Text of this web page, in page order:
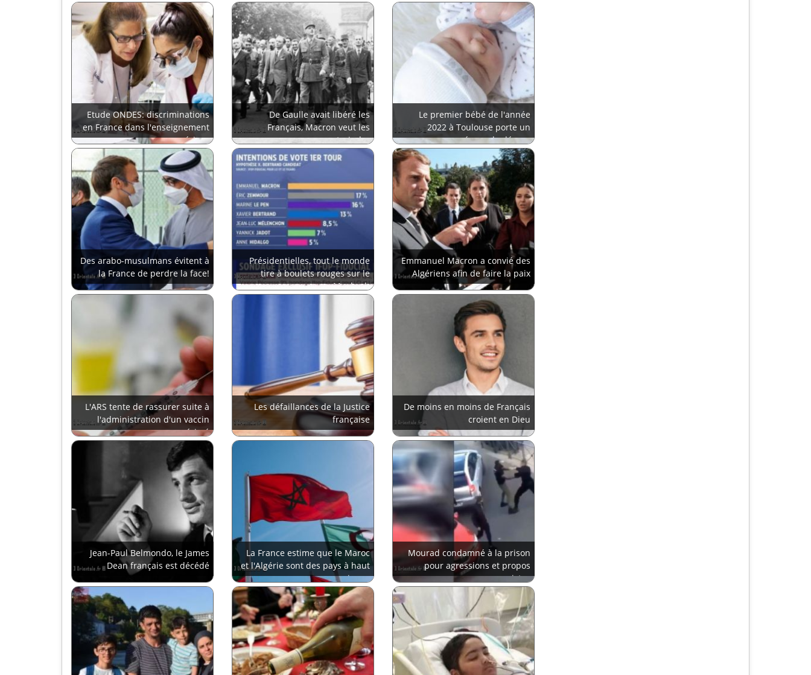
Etude ONDES: discriminations
en France dans l'enseignement
supérieur
De Gaulle avait libéré les
Français, Macron veut les
restreindre
Le premier bébé de l'année
2022 à Toulouse porte un
prénom de déesse
Des arabo-musulmans évitent à
la France de perdre la face!
Présidentielles, tout le monde
tire à boulets rouges sur le
Maghreb
Emmanuel Macron a convié des
Algériens afin de faire la paix
L'ARS tente de rassurer suite à
l'administration d'un vaccin
périmé
Les défaillances de la Justice
française
De moins en moins de Français
croient en Dieu
Jean-Paul Belmondo, le James
Dean français est décédé
La France estime que le Maroc
et l'Algérie sont des pays à haut
risque
Mourad condamné à la prison
pour agressions et propos
racistes